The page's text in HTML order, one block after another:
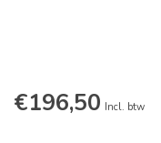
€196,50 Incl. btw